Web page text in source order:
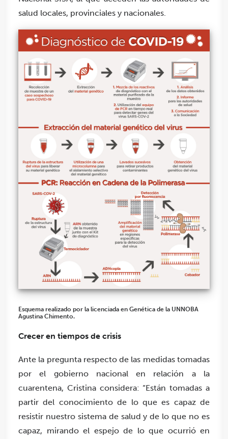
salud locales, provinciales y nacionales.
Esquema realizado por la licenciada en Genética de la UNNOBA
Agustina Chimento.
Crecer en tiempos de crisis
Ante la pregunta respecto de las medidas tomadas
por el gobierno nacional en relación a la
cuarentena, Cristina considera: “Están tomadas a
partir del conocimiento de lo que es capaz de
resistir nuestro sistema de salud y de lo que no es
capaz, mirando el espejo de lo que ocurrió en